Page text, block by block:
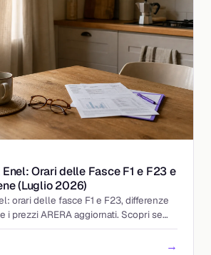
Orari delle Fasce F1 e F23 e
(Luglio 2026)
orari delle fasce F1 e F23, differenze
i prezzi ARERA aggiornati. Scopri se
conviene davvero.
→